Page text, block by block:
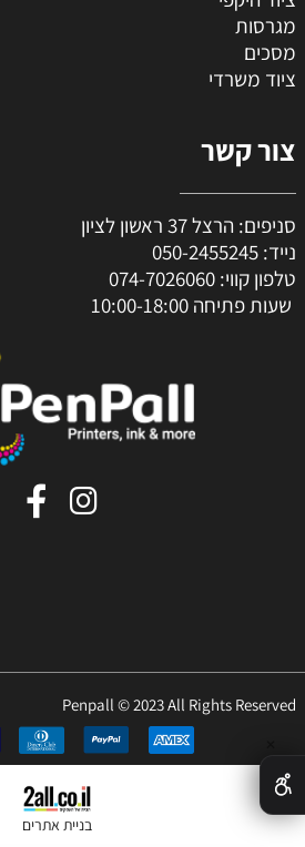
מגרסות
מסכים
ציוד משרדי
צור קשר
סניפים: הרצל 37 ראשון לציון
נייד: 050-2455245
טלפון קווי: 074-7026060
שעות פתיחה 10:00-18:00
Penpall © 2023 All Rights Reserved
בניית אתרים